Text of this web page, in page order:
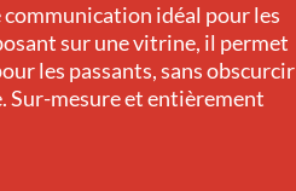
idéal pour les
sur une vitrine, il permet
les passants, sans obscurcir
Sur-mesure et entièrement